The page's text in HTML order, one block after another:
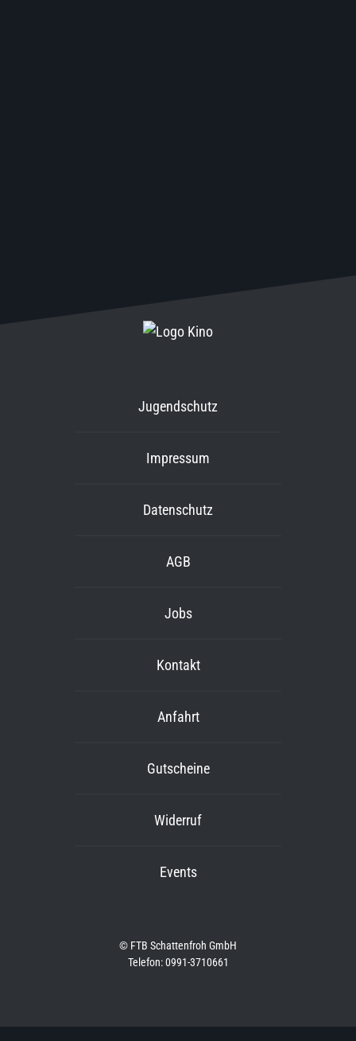
Jugendschutz
Impressum
Datenschutz
AGB
Jobs
Kontakt
Anfahrt
Gutscheine
Widerruf
Events
© FTB Schattenfroh GmbH
Telefon: 0991-3710661